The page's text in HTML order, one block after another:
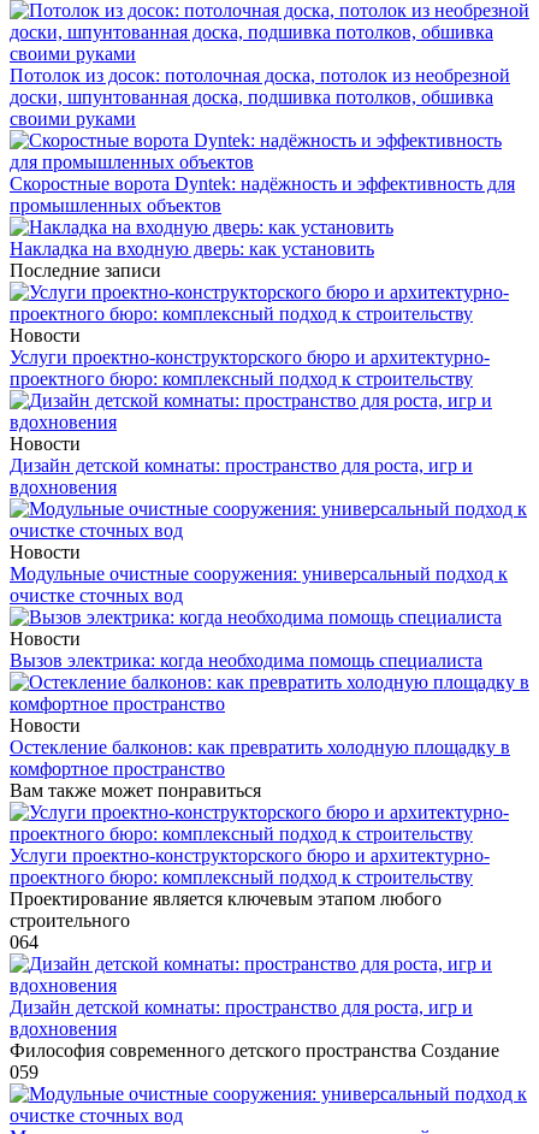
Потолок из досок: потолочная доска, потолок из необрезной
доски, шпунтованная доска, подшивка потолков, обшивка
своими руками
Скоростные ворота Dyntek: надёжность и эффективность для
промышленных объектов
Накладка на входную дверь: как установить
Последние записи
Новости
Услуги проектно-конструкторского бюро и архитектурно-
проектного бюро: комплексный подход к строительству
Новости
Дизайн детской комнаты: пространство для роста, игр и
вдохновения
Новости
Модульные очистные сооружения: универсальный подход к
очистке сточных вод
Новости
Вызов электрика: когда необходима помощь специалиста
Новости
Остекление балконов: как превратить холодную площадку в
комфортное пространство
Вам также может понравиться
Услуги проектно-конструкторского бюро и архитектурно-
проектного бюро: комплексный подход к строительству
Проектирование является ключевым этапом любого
строительного
064
Дизайн детской комнаты: пространство для роста, игр и
вдохновения
Философия современного детского пространства Создание
059